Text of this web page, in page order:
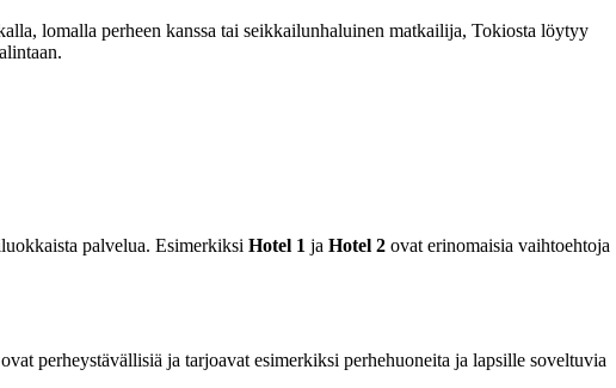
lomalla perheen kanssa tai seikkailunhaluinen matkailija, Tokiosta löytyy
palvelua. Esimerkiksi Hotel 1 ja Hotel 2 ovat erinomaisia vaihtoehtoja
perheystävällisiä ja tarjoavat esimerkiksi perhehuoneita ja lapsille soveltuvia